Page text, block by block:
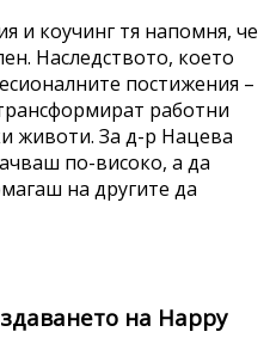
и коучинг тя напомня, че
Наследството, което
постижения –
работни
животи. За д-р Нацева
по-високо, а да
на другите да
на Happy